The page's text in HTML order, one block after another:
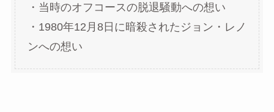
・当時のオフコースの脱退騒動への想い
・1980年12月8日に暗殺されたジョン・レノ
ンへの想い